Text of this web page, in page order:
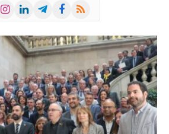
Instagram
LinkedInTelegramFacebook
RSS